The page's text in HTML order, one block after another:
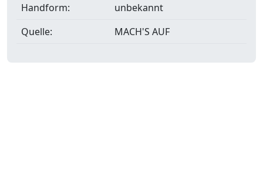
Handform:
unbekannt
Quelle:
MACH'S AUF